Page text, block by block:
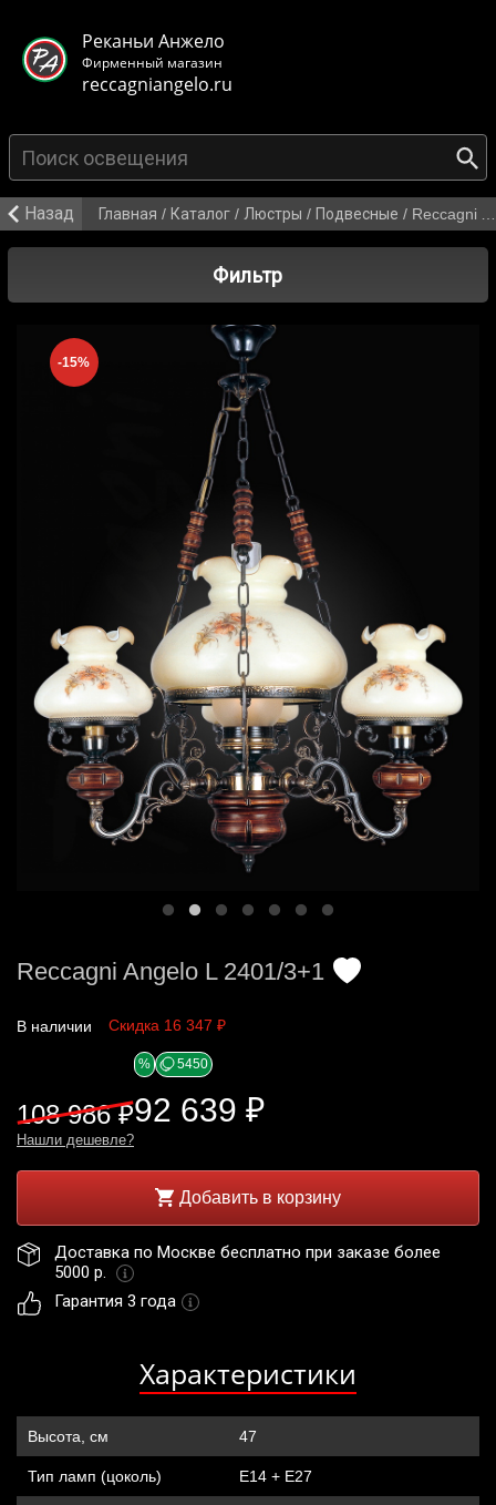
Реканьи Анжело
Фирменный магазин
reccagniangelo.ru
Назад Главная / Каталог / Люстры / Подвесные / Reccagni Angelo L 2401/3+1
Фильтр
-15%
Reccagni Angelo L 2401/3+1
В наличии Скидка 16 347 ₽
108 986 ₽
% 5450
92 639 ₽
Нашли дешевле?
Добавить в корзину
Доставка по Москве бесплатно при заказе более
5000 р.
Гарантия 3 года
Характеристики
Высота, см 47
Тип ламп (цоколь) Е14 + Е27